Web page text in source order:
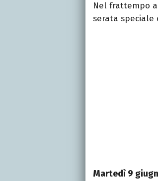
Nel frattempo
serata speciale
Martedì 9